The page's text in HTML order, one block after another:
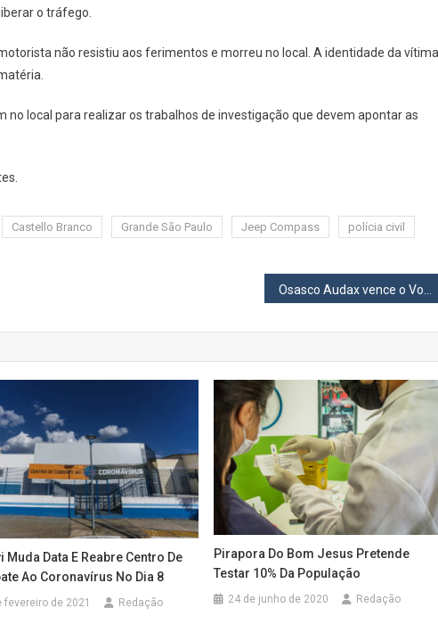
Branco,
Carapicuíba
o tráfego.
não resistiu aos ferimentos e morreu no local. A identidade da vítima
no local para realizar os trabalhos de investigação que devem apontar as
Castello Branco Grande São Paulo Jeep Compass
polícia civil
Muda Data E Reabre Centro De
Ao Coronavírus No Dia 8
fevereiro de 2021 Redação
Pirapora Do Bom Jesus Pretende
Testar 10% Da População
24 de junho de 2020 Redação